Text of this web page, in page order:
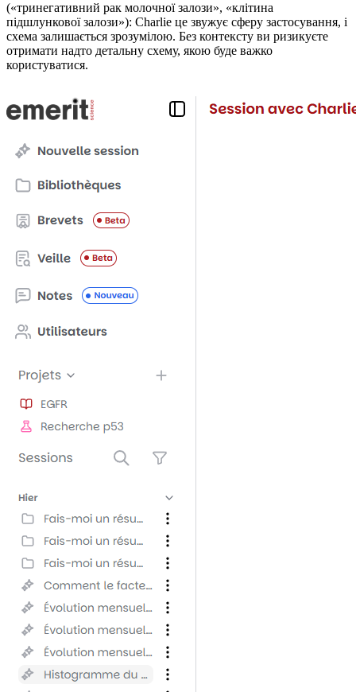
(«тринегативний рак молочної залози», «клітина
підшлункової залози»): Charlie це звужує сферу застосування, і
схема залишається зрозумілою. Без контексту ви ризикуєте
отримати надто детальну схему, якою буде важко
користуватися.